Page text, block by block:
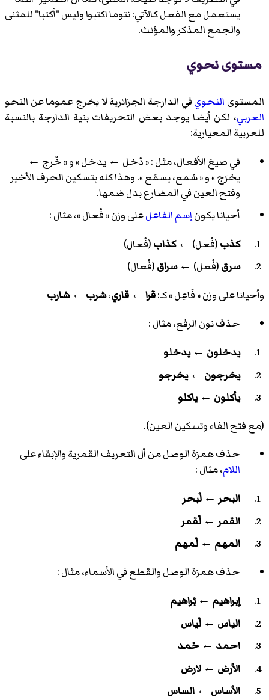
يستعمل مع الفعل كالآتي: نتوما اكتبوا وليس "أكتبا" للمثنى
والجمع المذكر والمؤنث.
مستوى نحوي
المستوى النحويفي الدارجة الجزائرية لا يخرج عموما عن النحو
العربي، لكن أيضا يوجد بعض التحريفات بنية الدارجة بالنسبة
للعربية المعيارية:
في صيغ الأفعال، مثل : « دْخل ← يدخل » و « خْرج ←
يخرَج » و « سْمع، يسمَع ». وهذا كله بتسكين الحرف الأخير
وفتح العين في المضارع بدل ضمها.
أحيانا يكونإسم الفاعلعلى وزن « فْعال »، مثال :
كذب(فْعل) ←كذاب(فْعال)
سرق(فْعل) ←سراق(فْعال)
وأحيانا على وزن « فَاعِل » كـ:قرا ← قاري،شرب ←شارب
حذف نون الرفع، مثال :
يدخلون ←يدخلو
يخرجون ←يخرجو
يأكلون ←ياكلو
(مع فتح الفاء وتسكين العين).
حذف همزة الوصل من أل التعريف القمرية والإبقاء على
اللام، مثال :
البحر ← لْبحر
القمر ← لْقمر
المهم ← لْمهم
حذف همزة الوصل والقطع في الأسماء، مثال :
إبراهيم ←بْراهيم
الياس ← لْياس
احمد ← حْمد
الأرض ← لارض
الأساس ← الساس